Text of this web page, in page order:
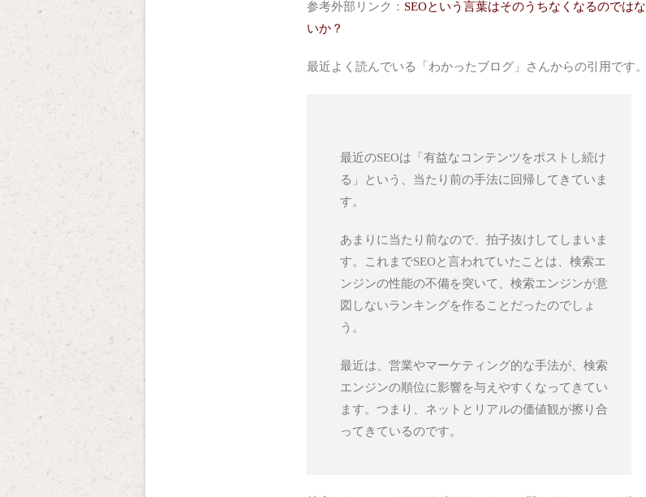
参考外部リンク： SEOという言葉はそのうちなくなるのではな
いか？
最近よく読んでいる「わかったブログ」さんからの引用です。
最近のSEOは「有益なコンテンツをポストし続け
る」という、当たり前の手法に回帰してきていま
す。
あまりに当たり前なので、拍子抜けしてしまいま
す。これまでSEOと言われていたことは、検索エ
ンジンの性能の不備を突いて、検索エンジンが意
図しないランキングを作ることだったのでしょ
う。
最近は、営業やマーケティング的な手法が、検索
エンジンの順位に影響を与えやすくなってきてい
ます。つまり、ネットとリアルの価値観が擦り合
ってきているのです。